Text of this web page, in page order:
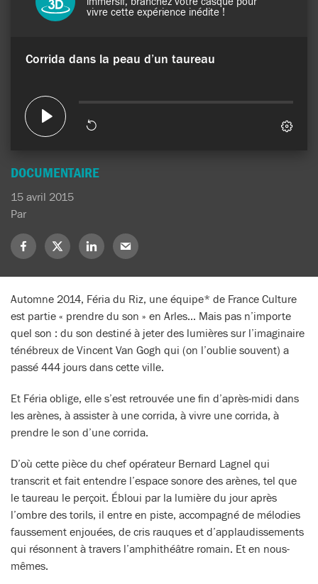
DOCUMENTAIRE
15 avril 2015
Par
Partagez
sur
Facebook
Partagez
sur
X
(Twitter)
Partagez
sur
LinkedIn
Partagez
sur
Mail
Automne 2014, Féria du Riz, une équipe* de France Culture
est partie « prendre du son » en Arles… Mais pas n’importe
quel son : du son destiné à jeter des lumières sur l’imaginaire
ténébreux de Vincent Van Gogh qui (on l’oublie souvent) a
passé 444 jours dans cette ville.
Et Féria oblige, elle s’est retrouvée une fin d’après-midi dans
les arènes, à assister à une corrida, à vivre une corrida, à
prendre le son d’une corrida.
D’où cette pièce du chef opérateur Bernard Lagnel qui
transcrit et fait entendre l’espace sonore des arènes, tel que
le taureau le perçoit. Ébloui par la lumière du jour après
l’ombre des torils, il entre en piste, accompagné de mélodies
faussement enjouées, de cris rauques et d’applaudissements
qui résonnent à travers l’amphithéâtre romain. Et en nous-
mêmes.